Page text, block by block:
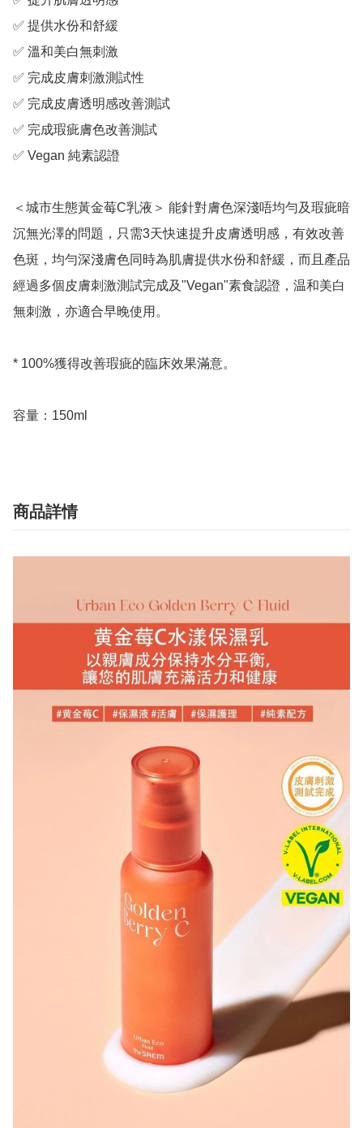
✅ 提供水份和舒緩
✅ 溫和美白無刺激
✅ 完成皮膚刺激測試性
✅ 完成皮膚透明感改善測試
✅ 完成瑕疵膚色改善測試
✅ Vegan 純素認證
＜城市生態黃金莓C乳液＞ 能針對膚色深淺唔均勻及瑕疵暗
沉無光澤的問題，只需3天快速提升皮膚透明感，有效改善
色斑，均勻深淺膚色同時為肌膚提供水份和舒緩，而且產品
經過多個皮膚刺激測試完成及"Vegan"素食認證，温和美白
無刺激，亦適合早晚使用。
* 100%獲得改善瑕疵的臨床效果滿意。
容量：150ml
商品詳情